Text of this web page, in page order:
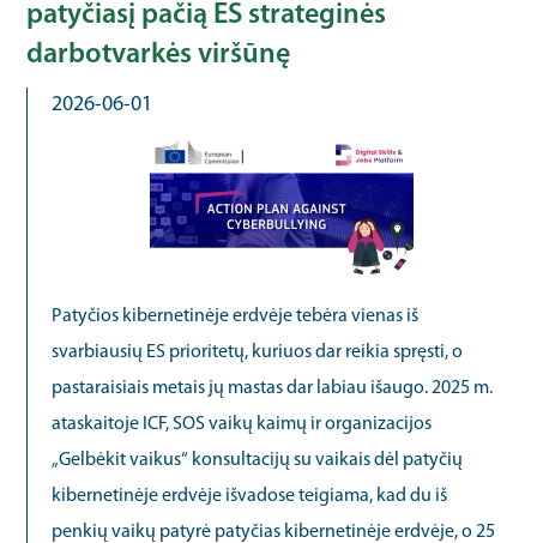
patyčiasį pačią ES strateginės
darbotvarkės viršūnę
2026-06-01
Patyčios kibernetinėje erdvėje tebėra vienas iš
svarbiausių ES prioritetų, kuriuos dar reikia spręsti, o
pastaraisiais metais jų mastas dar labiau išaugo. 2025 m.
ataskaitoje ICF, SOS vaikų kaimų ir organizacijos
„Gelbėkit vaikus“ konsultacijų su vaikais dėl patyčių
kibernetinėje erdvėje išvadose teigiama, kad du iš
penkių vaikų patyrė patyčias kibernetinėje erdvėje, o 25